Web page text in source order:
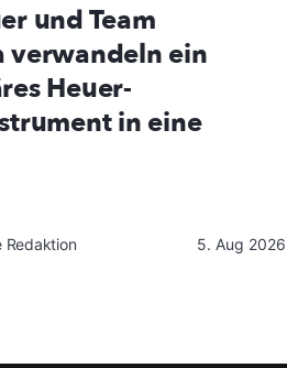
und Team
verwandeln ein
Heuer-
in eine
Redaktion 5. Aug 2026